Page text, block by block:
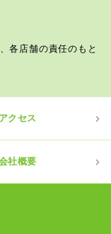
各店舗の責任のもと
アクセス
社概要